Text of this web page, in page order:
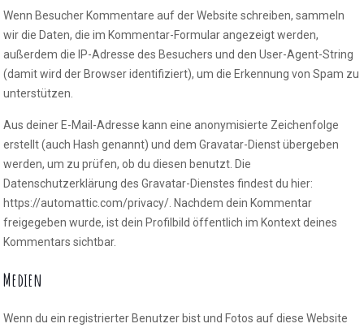
Wenn Besucher Kommentare auf der Website schreiben, sammeln
wir die Daten, die im Kommentar-Formular angezeigt werden,
außerdem die IP-Adresse des Besuchers und den User-Agent-String
(damit wird der Browser identifiziert), um die Erkennung von Spam zu
unterstützen.
Aus deiner E-Mail-Adresse kann eine anonymisierte Zeichenfolge
erstellt (auch Hash genannt) und dem Gravatar-Dienst übergeben
werden, um zu prüfen, ob du diesen benutzt. Die
Datenschutzerklärung des Gravatar-Dienstes findest du hier:
https://automattic.com/privacy/. Nachdem dein Kommentar
freigegeben wurde, ist dein Profilbild öffentlich im Kontext deines
Kommentars sichtbar.
Medien
Wenn du ein registrierter Benutzer bist und Fotos auf diese Website